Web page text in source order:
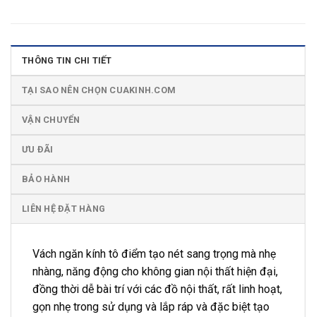
THÔNG TIN CHI TIẾT
TẠI SAO NÊN CHỌN CUAKINH.COM
VẬN CHUYỂN
ƯU ĐÃI
BẢO HÀNH
LIÊN HỆ ĐẶT HÀNG
Vách ngăn kính tô điểm tạo nét sang trọng mà nhẹ
nhàng, năng động cho không gian nội thất hiện đại,
đồng thời dễ bài trí với các đồ nội thất, rất linh hoạt,
gọn nhẹ trong sử dụng và lắp ráp và đặc biệt tạo